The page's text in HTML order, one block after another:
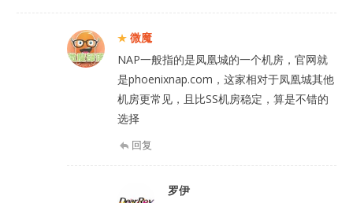
微魔
NAP一般指的是凤凰城的一个机房，官网就
是phoenixnap.com，这家相对于凤凰城其他
机房更常见，且比SS机房稳定，算是不错的
选择
回复
罗伊